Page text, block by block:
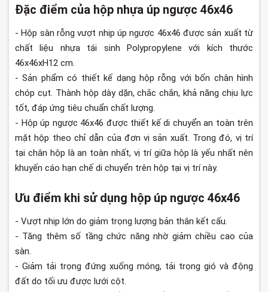
Đặc điểm của hộp nhựa úp ngược 46x46
- Hộp sàn rỗng vượt nhịp úp ngược 46x46 được sản xuất từ
chất liệu nhựa tái sinh Polypropylene với kích thước
46x46xH12 cm.
- Sản phẩm có thiết kế dạng hộp rỗng với bốn chân hình
chóp cụt. Thành hộp dày dặn, chắc chắn, khả năng chịu lực
tốt, đáp ứng tiêu chuẩn chất lượng.
- Hộp úp ngược 46x46 được thiết kế di chuyển an toàn trên
mặt hộp theo chỉ dẫn của đơn vị sản xuất. Trong đó, vị trí
tại chân hộp là an toàn nhất, vị trí giữa hộp là yếu nhất nên
khuyến cáo hạn chế di chuyển trên hộp tại vị trí này.
Ưu điểm khi sử dụng hộp úp ngược 46x46
- Vượt nhịp lớn do giảm trọng lượng bản thân kết cấu.
- Tăng thêm số tầng chức năng nhờ giảm chiều cao của
sàn.
- Giảm tải trọng đứng xuống móng, tải trọng gió và động
đất do tối ưu được lưới cột.